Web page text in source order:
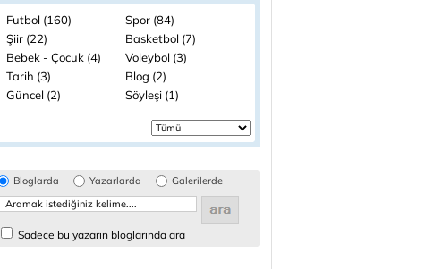
Futbol (160)
Spor (84)
Şiir (22)
Basketbol (7)
Bebek - Çocuk (4)
Voleybol (3)
Tarih (3)
Blog (2)
Güncel (2)
Söyleşi (1)
Bloglarda Yazarlarda Galerilerde
Sadece bu yazarın bloglarında ara